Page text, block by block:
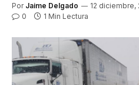
Por Jaime Delgado 12 diciembre,
0 1 Min Lectura